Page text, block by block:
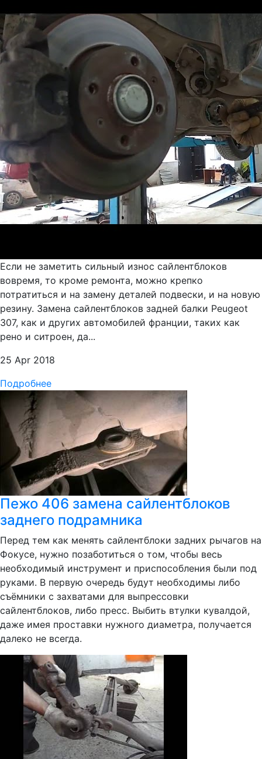
Если не заметить сильный износ сайлентблоков
вовремя, то кроме ремонта, можно крепко
потратиться и на замену деталей подвески, и на новую
резину. Замена сайлентблоков задней балки Peugeot
307, как и других автомобилей франции, таких как
рено и ситроен, да...
25 Apr 2018
Подробнее
Пежо 406 замена сайлентблоков
заднего подрамника
Перед тем как менять сайлентблоки задних рычагов на
Фокусе, нужно позаботиться о том, чтобы весь
необходимый инструмент и приспособления были под
руками. В первую очередь будут необходимы либо
съёмники с захватами для выпрессовки
сайлентблоков, либо пресс. Выбить втулки кувалдой,
даже имея проставки нужного диаметра, получается
далеко не всегда.